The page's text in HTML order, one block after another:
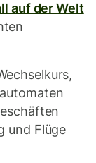
auf der Welt
und Flüge